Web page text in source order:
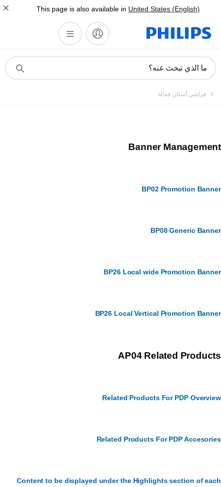
This page is also available in United States (English)
دعم
ما الذي تبحث عنه؟
فراشي أسنان فعالة
Banner Management
BP02 Promotion Banner
BP08 Generic Banner
BP26 Local wide Promotion Banner
BP26 Local Vertical Promotion Banner
AP04 Related Products
Related Products For PDP Overview
Related Products For PDP Accesories
Content to be displayed under the Highlights section of each